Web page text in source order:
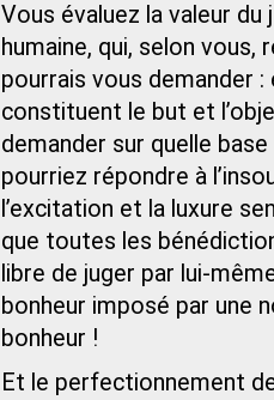
Vous évaluez la valeur du
humaine, qui, selon
pourrais vous demander
constituent le but et
demander sur quelle
pourriez répondre à
l’excitation et la luxure
que toutes les
libre de juger par lui-
bonheur imposé par une
bonheur !
Et le perfectionnement